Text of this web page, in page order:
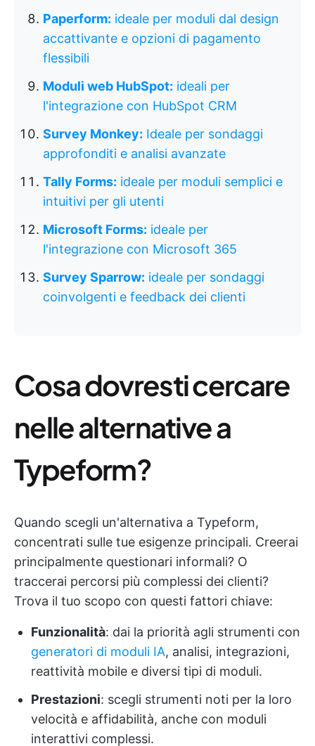
Paperform: ideale per moduli dal design
accattivante e opzioni di pagamento
flessibili
Moduli web HubSpot: ideali per
l'integrazione con HubSpot CRM
Survey Monkey: Ideale per sondaggi
approfonditi e analisi avanzate
Tally Forms: ideale per moduli semplici e
intuitivi per gli utenti
Microsoft Forms: ideale per
l'integrazione con Microsoft 365
Survey Sparrow: ideale per sondaggi
coinvolgenti e feedback dei clienti
Cosa dovresti cercare
nelle alternative a
Typeform?
Quando scegli un'alternativa a Typeform,
concentrati sulle tue esigenze principali. Creerai
principalmente questionari informali? O
traccerai percorsi più complessi dei clienti?
Trova il tuo scopo con questi fattori chiave:
Funzionalità: dai la priorità agli strumenti con
generatori di moduli IA, analisi, integrazioni,
reattività mobile e diversi tipi di moduli.
Prestazioni: scegli strumenti noti per la loro
velocità e affidabilità, anche con moduli
interattivi complessi.